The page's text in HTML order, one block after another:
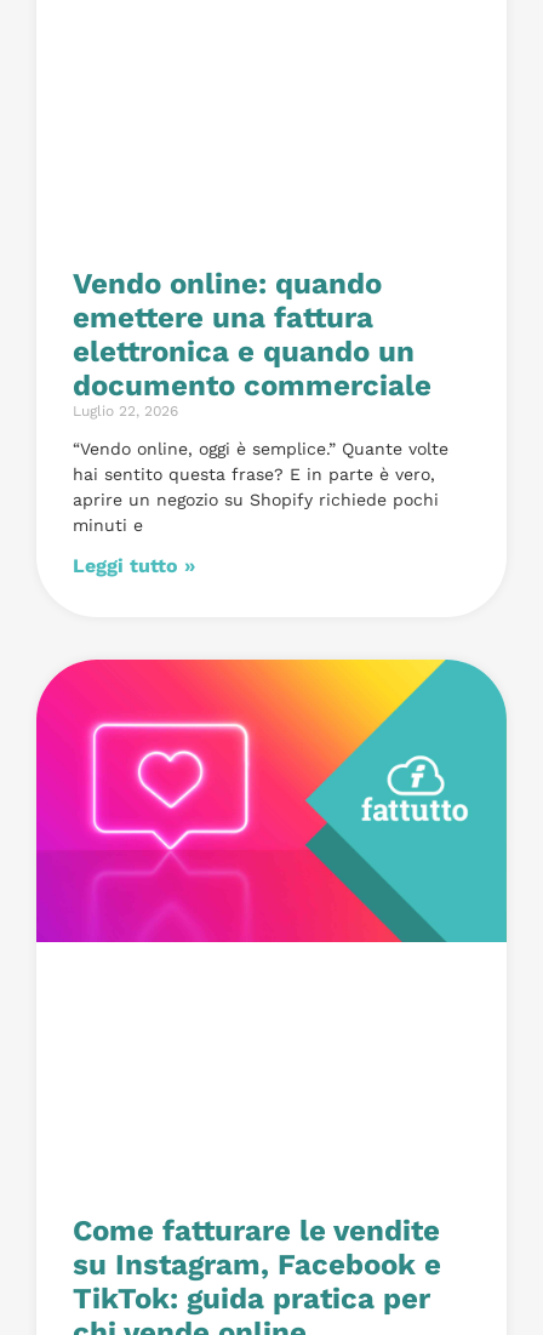
Vendo online: quando
emettere una fattura
elettronica e quando un
documento commerciale
Luglio 22, 2026
“Vendo online, oggi è semplice.” Quante volte
hai sentito questa frase? E in parte è vero,
aprire un negozio su Shopify richiede pochi
minuti e
Leggi tutto »
Come fatturare le vendite
su Instagram, Facebook e
TikTok: guida pratica per